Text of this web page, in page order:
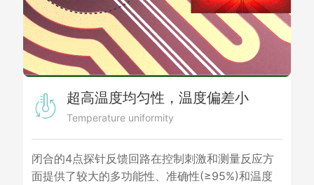
超高温度均匀性，温度偏差小
Temperature uniformity
闭合的4点探针反馈回路在控制刺激和测量反应方
面提供了较大的多功能性、准确性(≥95%)和温度